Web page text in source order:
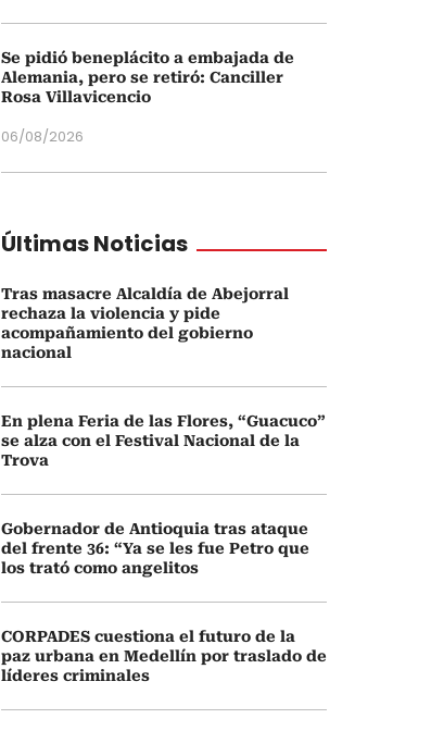
Se pidió beneplácito a embajada de
Alemania, pero se retiró: Canciller
Rosa Villavicencio
06/08/2026
Últimas Noticias
Tras masacre Alcaldía de Abejorral
rechaza la violencia y pide
acompañamiento del gobierno
nacional
En plena Feria de las Flores, “Guacuco”
se alza con el Festival Nacional de la
Trova
Gobernador de Antioquia tras ataque
del frente 36: “Ya se les fue Petro que
los trató como angelitos
CORPADES cuestiona el futuro de la
paz urbana en Medellín por traslado de
líderes criminales